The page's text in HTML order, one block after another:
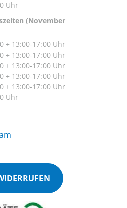
Uhr
(November
+ 13:00-17:00 Uhr
+ 13:00-17:00 Uhr
+ 13:00-17:00 Uhr
+ 13:00-17:00 Uhr
+ 13:00-17:00 Uhr
Uhr